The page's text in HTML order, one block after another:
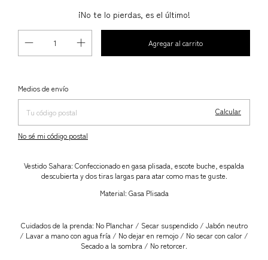
¡No te lo pierdas, es el último!
Entregas para el CP:
Medios de envío
Calcular
No sé mi código postal
Vestido Sahara: Confeccionado en gasa plisada, escote buche, espalda
descubierta y dos tiras largas para atar como mas te guste.
Material: Gasa Plisada
Cuidados de la prenda: No Planchar / Secar suspendido / Jabón neutro
/ Lavar a mano con agua fría / No dejar en remojo / No secar con calor /
Secado a la sombra / No retorcer.